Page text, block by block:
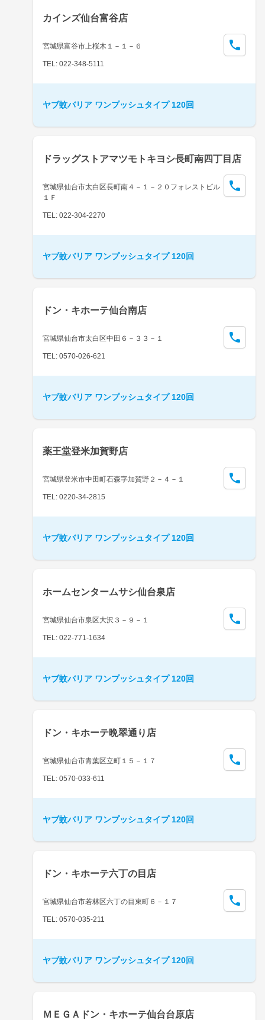
カインズ仙台富谷店
宮城県富谷市上桜木１－１－６
TEL: 022-348-5111
ヤブ蚊バリア ワンプッシュタイプ 120回
ドラッグストアマツモトキヨシ長町南四丁目店
宮城県仙台市太白区長町南４－１－２０フォレストビル
１Ｆ
TEL: 022-304-2270
ヤブ蚊バリア ワンプッシュタイプ 120回
ドン・キホーテ仙台南店
宮城県仙台市太白区中田６－３３－１
TEL: 0570-026-621
ヤブ蚊バリア ワンプッシュタイプ 120回
薬王堂登米加賀野店
宮城県登米市中田町石森字加賀野２－４－１
TEL: 0220-34-2815
ヤブ蚊バリア ワンプッシュタイプ 120回
ホームセンタームサシ仙台泉店
宮城県仙台市泉区大沢３－９－１
TEL: 022-771-1634
ヤブ蚊バリア ワンプッシュタイプ 120回
ドン・キホーテ晩翠通り店
宮城県仙台市青葉区立町１５－１７
TEL: 0570-033-611
ヤブ蚊バリア ワンプッシュタイプ 120回
ドン・キホーテ六丁の目店
宮城県仙台市若林区六丁の目東町６－１７
TEL: 0570-035-211
ヤブ蚊バリア ワンプッシュタイプ 120回
ＭＥＧＡドン・キホーテ仙台台原店